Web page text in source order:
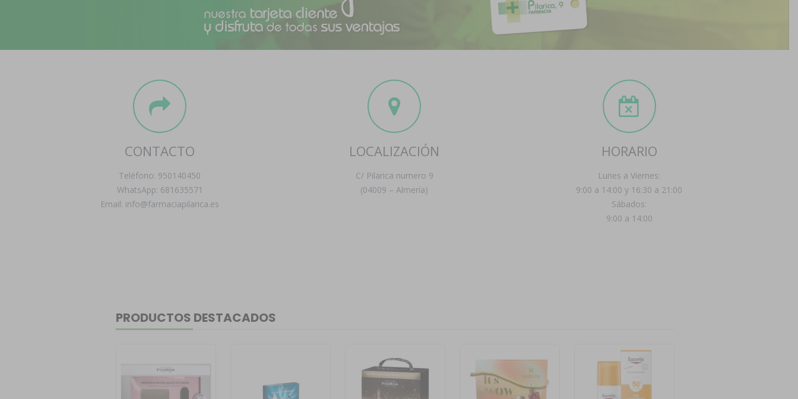
CONTACTO
Teléfono: 950140450
WhatsApp: 681635571
Email: info@farmaciapilarica.es
LOCALIZACIÓN
C/ Pilarica numero 9
(04009 – Almería)
HORARIO
Lunes a Viernes:
9:00 a 14:00 y 16:30 a 21:00
Sábados:
9:00 a 14:00